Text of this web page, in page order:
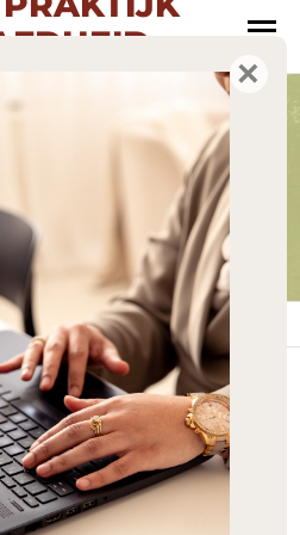
van de
de Hoogbegaafdheid
van de
van
is
×